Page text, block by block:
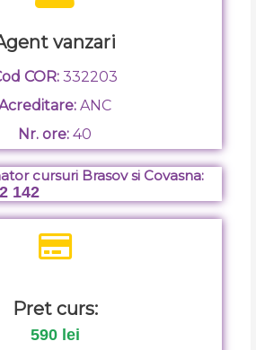
vanzari
COR: 332203
ANC
Nr. ore: 40
cursuri Brasov si Covasna:
142
Pret curs:
590 lei